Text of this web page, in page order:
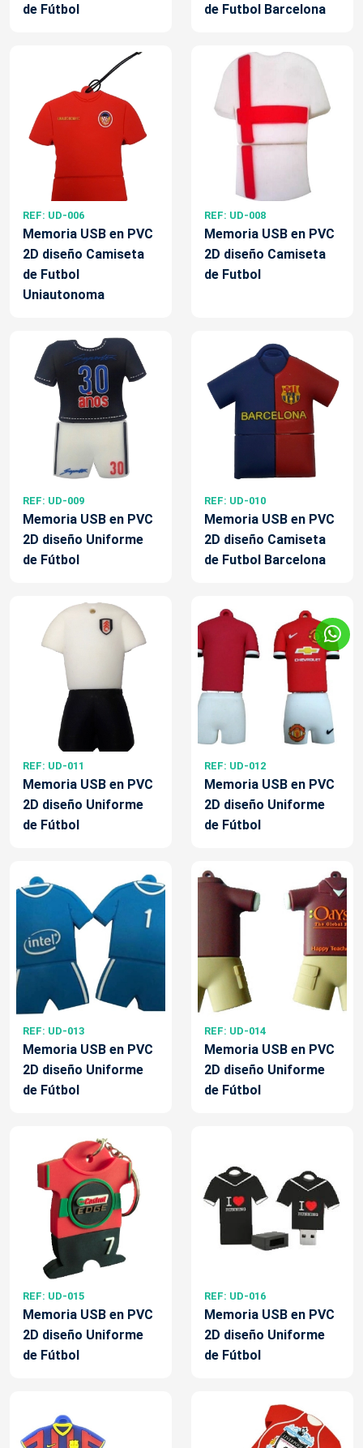
de Fútbol
de Futbol Barcelona
REF: UD-006
Memoria USB en PVC
2D diseño Camiseta
de Futbol
Uniautonoma
REF: UD-008
Memoria USB en PVC
2D diseño Camiseta
de Futbol
REF: UD-009
Memoria USB en PVC
2D diseño Uniforme
de Fútbol
REF: UD-010
Memoria USB en PVC
2D diseño Camiseta
de Futbol Barcelona
REF: UD-011
Memoria USB en PVC
2D diseño Uniforme
de Fútbol
REF: UD-012
Memoria USB en PVC
2D diseño Uniforme
de Fútbol
REF: UD-013
Memoria USB en PVC
2D diseño Uniforme
de Fútbol
REF: UD-014
Memoria USB en PVC
2D diseño Uniforme
de Fútbol
REF: UD-015
Memoria USB en PVC
2D diseño Uniforme
de Fútbol
REF: UD-016
Memoria USB en PVC
2D diseño Uniforme
de Fútbol